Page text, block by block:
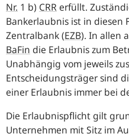
Nr. 1 b) CRR erfüllt.
Bankerlaubnis ist in diesen
Zentralbank (EZB). In allen
BaFin die Erlaubnis zum
Unabhängig vom jeweils
Entscheidungsträger sind
einer Erlaubnis immer bei
Die Erlaubnispflicht gilt
Unternehmen mit Sitz im